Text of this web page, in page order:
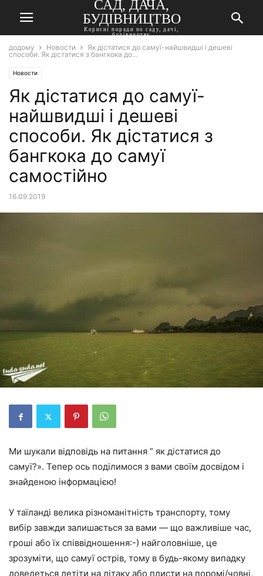
САД, ДАЧА,
БУДІВНИЦТВО
Корисні поради по саду, дачі,
будівництву
додому Новости
Як дістатися до самуї-найшвидші і дешеві
способи. Як дістатися з бангкока до...
Новости
Як дістатися до самуї-
найшвидші і дешеві
способи. Як дістатися з
бангкока до самуї
самостійно
16.09.2019
Ми шукали відповідь на питання ” як дістатися до
самуї?». Тепер ось поділимося з вами своїм досвідом і
знайденою інформацією!
У таїланді велика різноманітність транспорту, тому
вибір завжди залишається за вами — що важливіше час,
гроші або їх співвідношення:-) найголовніше, це
зрозуміти, що самуї острів, тому в будь-якому випадку
доведеться летіти на літаку або плисти на поромі/човні,